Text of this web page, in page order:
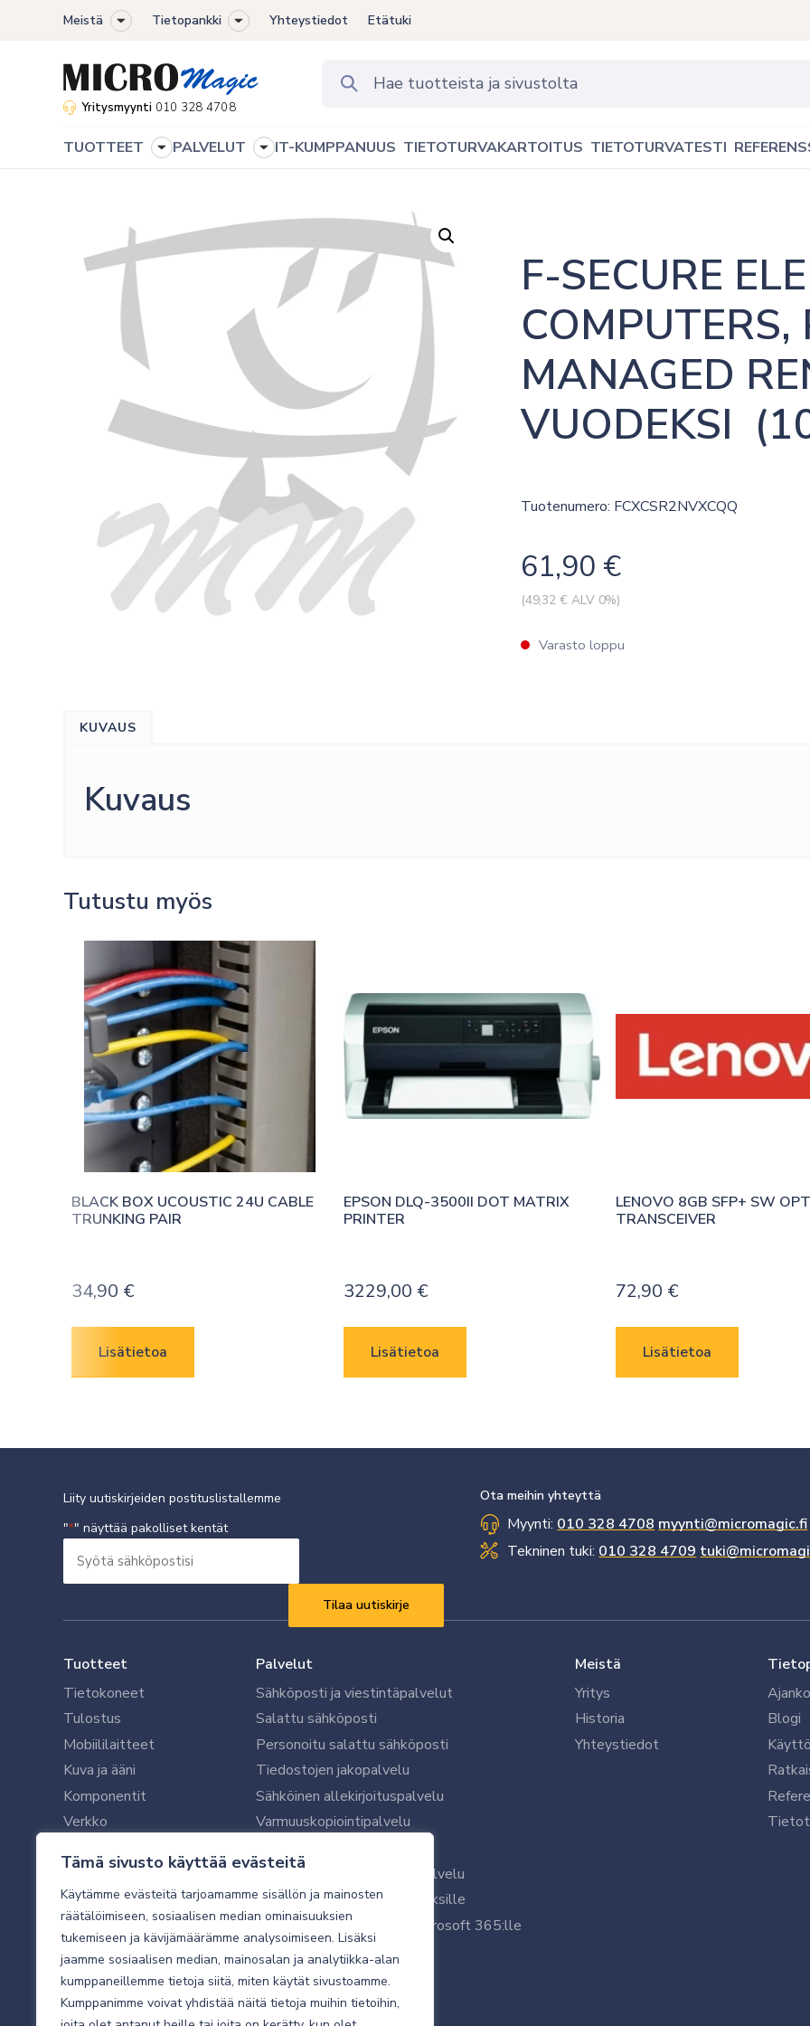
Tämä sivusto käyttää evästeitä
Käytämme evästeitä tarjoamamme sisällön ja mainosten
räätälöimiseen, sosiaalisen median ominaisuuksien
tukemiseen ja kävijämäärämme analysoimiseen. Lisäksi
jaamme sosiaalisen median, mainosalan ja analytiikka-alan
kumppaneillemme tietoja siitä, miten käytät sivustoamme.
Kumppanimme voivat yhdistää näitä tietoja muihin tietoihin,
Meistä
Toggle
menu
Tietopankki
Toggle
menu
Yhteystiedot Etätuki
Yritysmyynti 010 328 4708
TUOTTEET
Toggle
PALVELUT
Toggle
IT-KUMPPANUUS TIETOTURVAKARTOITUS TIETOTURVATESTI
F-SECURE
COMPUTERS,
MANAGED
VUODEKSI
Tuotenumero: FCXCSR2NVXCQQ
61,90 €
(49,32 € ALV 0%)
Varasto loppu
KUVAUS
Kuvaus
Tutustu myös
BLACK BOX UCOUSTIC 24U CABLE
TRUNKING PAIR
34,90 €
Lisätietoa
EPSON DLQ-3500II DOT MATRIX
PRINTER
3229,00 €
Lisätietoa
LENOVO 8GB SFP+ SW
TRANSCEIVER
72,90 €
Lisätietoa
Liity uutiskirjeiden postituslistallemme
"*" näyttää pakolliset kentät
sähköpostisi
Ota meihin yhteyttä
Myynti: 010 328 4708 myynti@micromagic.fi
Tekninen tuki: 010 328 4709
Tuotteet
Tietokoneet
Tulostus
Mobiililaitteet
Kuva ja ääni
Komponentit
Verkko
Oheislaitteet
Palvelut
Sähköposti ja viestintäpalvelut
Salattu sähköposti
Personoitu salattu sähköposti
Tiedostojen jakopalvelu
Sähköinen allekirjoituspalvelu
Varmuuskopiointipalvelu
Microsoft 365 -varmistuspalvelu
WithSecure tietoturva yrityksille
WithSecuren tietoturva Microsoft 365:lle
Käyttäjätukipalvelu
Tietoturvakartoitus
Sähköpostikartoitus
Meistä
Yritys
Historia
Yhteystiedot
Blogi